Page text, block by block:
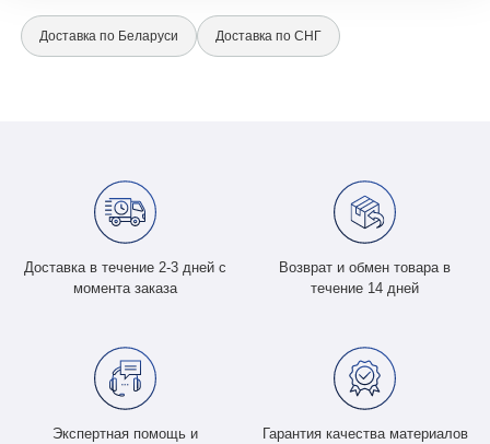
Доставка по Беларуси Доставка по СНГ
Доставка в течение 2-3 дней с
момента заказа
Возврат и обмен товара в
течение 14 дней
Экспертная помощь и
Гарантия качества материалов